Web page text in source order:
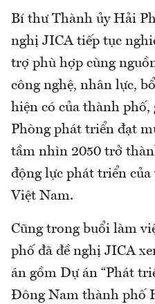
Bí thư Thành ủy Hải
nghị JICA tiếp tục
trợ phù hợp cùng
công nghệ, nhân lực,
hiện có của thành
Phòng phát triển đạt
tầm nhìn 2050 trở
động lực phát triển của
Việt Nam.
Cũng trong buổi làm
phố đã đề nghị JICA
án gồm Dự án “Phát
Đông Nam thành phố